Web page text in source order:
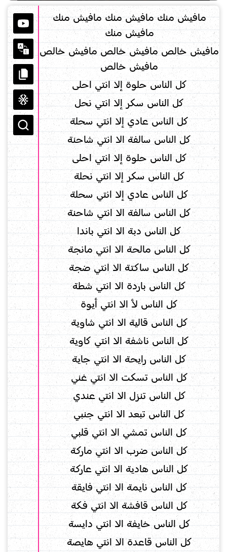
مافيش منك مافيش منك مافيش منك
مافيش منك
مافيش خالص مافيش خالص مافيش خالص
مافيش خالص
كل الناس حلوة إلا انتي احلى
كل الناس سكر إلا انتي نحل
كل الناس عادي إلا انتي سحلة
كل الناس سالفة الا انتي شاحنة
كل الناس حلوة إلا انتي احلى
كل الناس سكر إلا انتي نحلة
كل الناس عادي إلا انتي سحلة
كل الناس سالفة الا انتي شاحنة
كل الناس دبة الا انتي باندا
كل الناس مالحة الا انتي مانجة
كل الناس ساكتة الا انتي ضجة
كل الناس باردة الا انتي شطة
كل الناس لأ الا انتي أيوة
كل الناس قالية الا انتي شاوية
كل الناس ناشفة الا انتي كاوية
كل الناس رايحة الا انتي جاية
كل الناس تسكت الا انتي غني
كل الناس تنزل الا انتي عندي
كل الناس تبعد الا انتي جنبي
كل الناس تمشي الا انتي قلبي
كل الناس ضرب الا انتي ماركة
كل الناس هادية الا انتي عاركة
كل الناس نايمة الا انتي فايقة
كل الناس قافشة الا انتي فكة
كل الناس خايفة الا انتي دايسة
كل الناس قاعدة الا انتي هايصة